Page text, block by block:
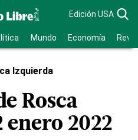
Edición USA
Mundo Economía
Izquierda
Rosca
enero 2022